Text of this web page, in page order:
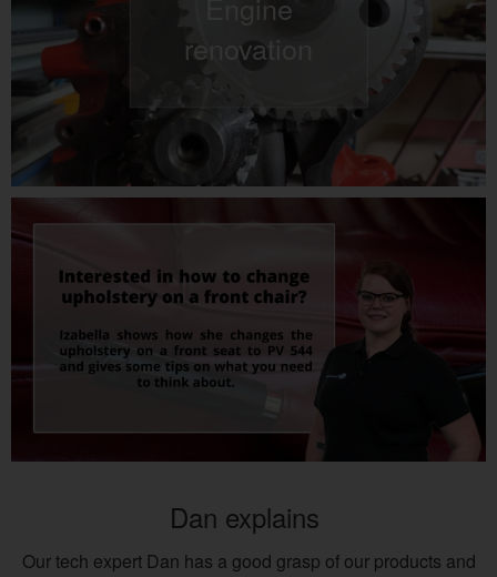
Engine
renovation
Dan explains
Our tech expert Dan has a good grasp of our products and